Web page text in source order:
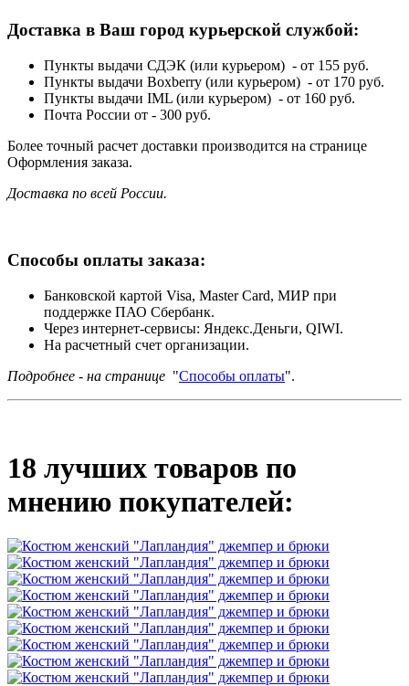
Доставка в Ваш город курьерской службой:
Пункты выдачи СДЭК (или курьером) - от 155 руб.
Пункты выдачи Boxberry (или курьером) - от 170 руб.
Пункты выдачи IML (или курьером) - от 160 руб.
Почта России от - 300 руб.
Более точный расчет доставки производится на странице
Оформления заказа.
Доставка по всей России.
Способы оплаты заказа:
Банковской картой Visa, Master Card, МИР при
поддержке ПАО Сбербанк.
Через интернет-сервисы: Яндекс.Деньги, QIWI.
На расчетный счет организации.
Подробнее - на странице "Способы оплаты".
18 лучших товаров по
мнению покупателей: